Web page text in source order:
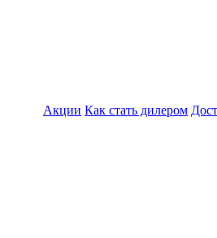
Акции Как стать дилером